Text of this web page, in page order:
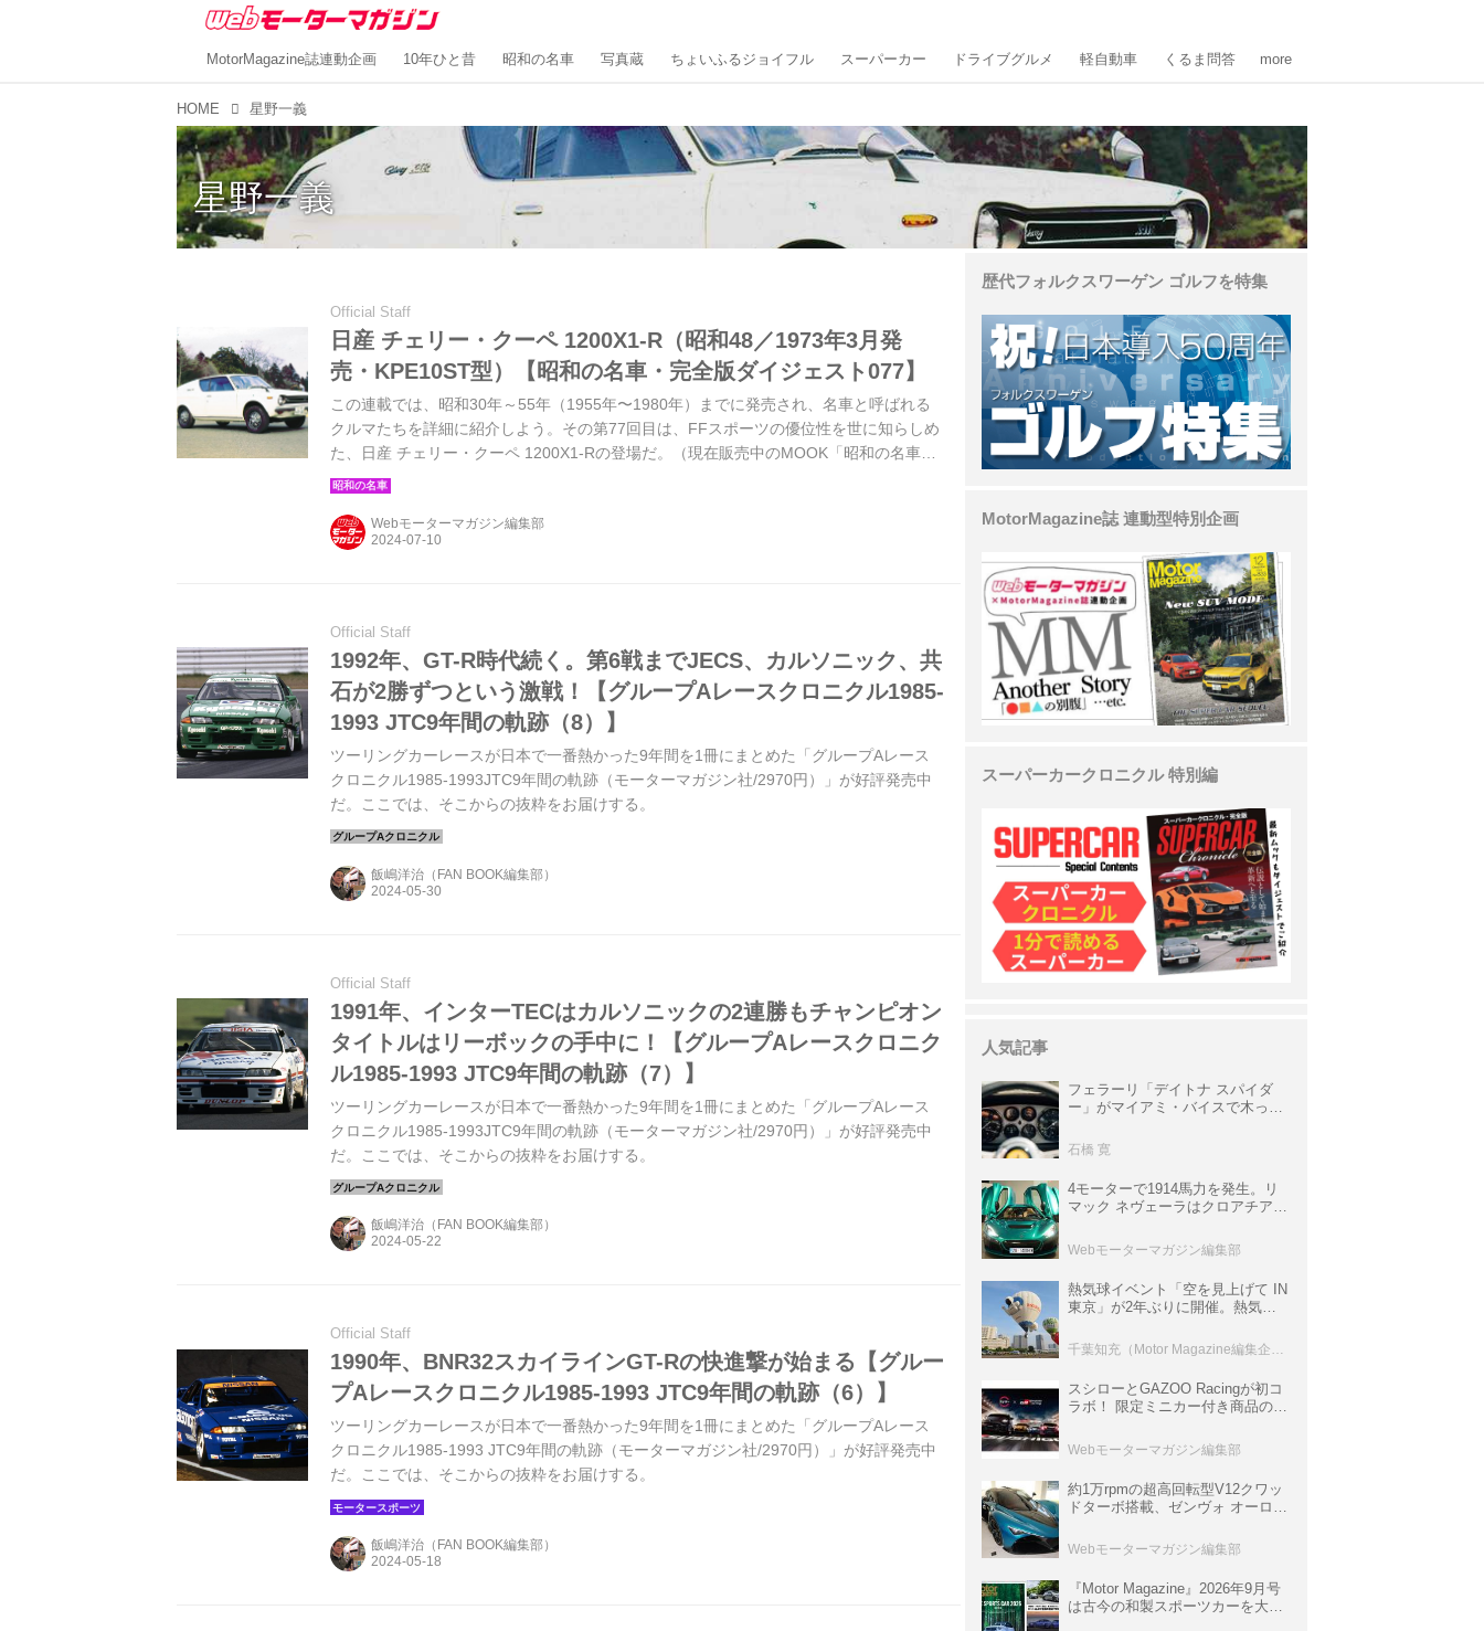
MotorMagazine誌連動企画 10年ひと昔 昭和の名車 写真蔵 ちょいふるジョイフル スーパーカー ドライブグルメ 軽自動車 くるま問答 more
HOME 星野一義
星野一義
Official Staff
日産 チェリー・クーペ 1200X1-R（昭和48／1973年3月発
売・KPE10ST型）【昭和の名車・完全版ダイジェスト077】
この連載では、昭和30年～55年（1955年〜1980年）までに発売され、名車と呼ばれる
クルマたちを詳細に紹介しよう。その第77回目は、FFスポーツの優位性を世に知らしめ
た、日産 チェリー・クーペ 1200X1-Rの登場だ。（現在販売中のMOOK「昭和の名車・
完全版Volume.1」より）
Webモーターマガジン編集部
Official Staff
1992年、GT-R時代続く。第6戦までJECS、カルソニック、共
石が2勝ずつという激戦！【グループAレースクロニクル1985-
1993 JTC9年間の軌跡（8）】
ツーリングカーレースが日本で一番熱かった9年間を1冊にまとめた「グループAレース
クロニクル1985-1993JTC9年間の軌跡（モーターマガジン社/2970円）」が好評発売中
だ。ここでは、そこからの抜粋をお届けする。
飯嶋洋治（FAN BOOK編集部）
Official Staff
1991年、インターTECはカルソニックの2連勝もチャンピオン
タイトルはリーボックの手中に！【グループAレースクロニク
ル1985-1993 JTC9年間の軌跡（7）】
ツーリングカーレースが日本で一番熱かった9年間を1冊にまとめた「グループAレース
クロニクル1985-1993JTC9年間の軌跡（モーターマガジン社/2970円）」が好評発売中
だ。ここでは、そこからの抜粋をお届けする。
飯嶋洋治（FAN BOOK編集部）
Official Staff
1990年、BNR32スカイラインGT-Rの快進撃が始まる【グルー
プAレースクロニクル1985-1993 JTC9年間の軌跡（6）】
ツーリングカーレースが日本で一番熱かった9年間を1冊にまとめた「グループAレース
クロニクル1985-1993 JTC9年間の軌跡（モーターマガジン社/2970円）」が好評発売中
だ。ここでは、そこからの抜粋をお届けする。
飯嶋洋治（FAN BOOK編集部）
歴代フォルクスワーゲン ゴルフを特集
MotorMagazine誌 連動型特別企画
スーパーカークロニクル 特別編
人気記事
フェラーリ「デイトナ スパイダ
ー」がマイアミ・バイスで木っ端
サ」に化けた理由
石橋 寛
4モーターで1914馬力を発生。リ
マック ネヴェーラはクロアチア発
ロニクル・完全版／115】
Webモーターマガジン編集部
熱気球イベント「空を見上げて IN
東京」が2年ぶりに開催。熱気球
室などのコンテンツも
千葉知充（Motor Magazine編集企画室）
スシローとGAZOO Racingが初コ
ラボ！ 限定ミニカー付き商品の
ト体験があたる抽選企画などを展
開
Webモーターマガジン編集部
約1万rpmの超高回転型V12クワッ
ドターボ搭載、ゼンヴォ オーロラ
イパーカー【スーパーカークロニ
クル・完全版／116】
Webモーターマガジン編集部
『Motor Magazine』2026年9月号
は古今の和製スポーツカーを大特